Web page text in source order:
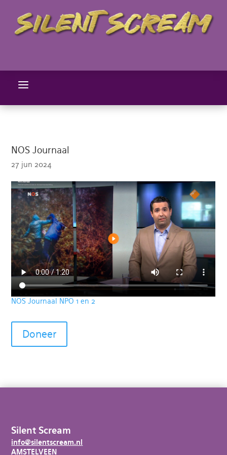
a
NOS Journaal
27 jun 2024
NOS Journaal NPO 1 en 2
Doneer
Silent Scream
info@silentscream.nl
AMSTELVEEN